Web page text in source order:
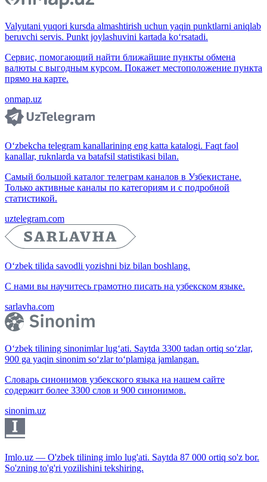
Valyutani yuqori kursda almashtirish uchun yaqin punktlarni aniqlab
beruvchi servis. Punkt joylashuvini kartada ko‘rsatadi.
Сервис, помогающий найти ближайшие пункты обмена
валюты с выгодным курсом. Покажет местоположение пункта
прямо на карте.
onmap.uz
O‘zbekcha telegram kanallarining eng katta katalogi. Faqt faol
kanallar, ruknlarda va batafsil statistikasi bilan.
Самый большой каталог телеграм каналов в Узбекистане.
Только активные каналы по категориям и с подробной
статистикой.
uztelegram.com
O‘zbek tilida savodli yozishni biz bilan boshlang.
С нами вы научитесь грамотно писать на узбекском языке.
sarlavha.com
O‘zbek tilining sinonimlar lug‘ati. Saytda 3300 tadan ortiq so‘zlar,
900 ga yaqin sinonim so‘zlar to‘plamiga jamlangan.
Словарь синонимов узбекского языка на нашем сайте
содержит более 3300 слов и 900 синонимов.
sinonim.uz
Imlo.uz — O'zbek tilining imlo lug'ati. Saytda 87 000 ortiq so'z bor.
So'zning to'g'ri yozilishini tekshiring.